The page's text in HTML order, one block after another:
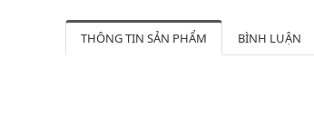
THÔNG TIN SẢN PHẨM BÌNH LUẬN